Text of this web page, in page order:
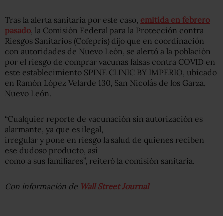
Tras la alerta sanitaria por este caso, emitida en febrero
pasado , la Comisión Federal para la Protección contra
Riesgos Sanitarios (Cofepris) dijo que en coordinación
con autoridades de Nuevo León, se alertó a la población
por el riesgo de comprar vacunas falsas contra COVID en
este establecimiento SPINE CLINIC BY IMPERIO, ubicado
en Ramón López Velarde 130, San Nicolás de los Garza,
Nuevo León.
“Cualquier reporte de vacunación sin autorización es
alarmante, ya que es ilegal,
irregular y pone en riesgo la salud de quienes reciben
ese dudoso producto, así
como a sus familiares”, reiteró la comisión sanitaria.
Con información de Wall Street Journal